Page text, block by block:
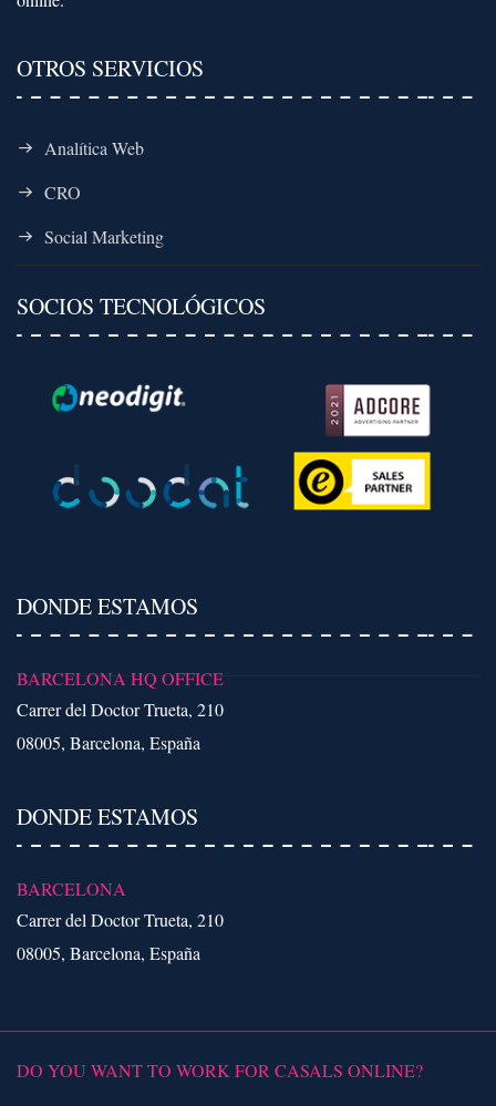
OTROS SERVICIOS
Analítica Web
CRO
Social Marketing
SOCIOS TECNOLÓGICOS
DONDE ESTAMOS
BARCELONA HQ OFFICE
Carrer del Doctor Trueta, 210
08005, Barcelona, España
DONDE ESTAMOS
BARCELONA
Carrer del Doctor Trueta, 210
08005, Barcelona, España
DO YOU WANT TO WORK FOR CASALS ONLINE?